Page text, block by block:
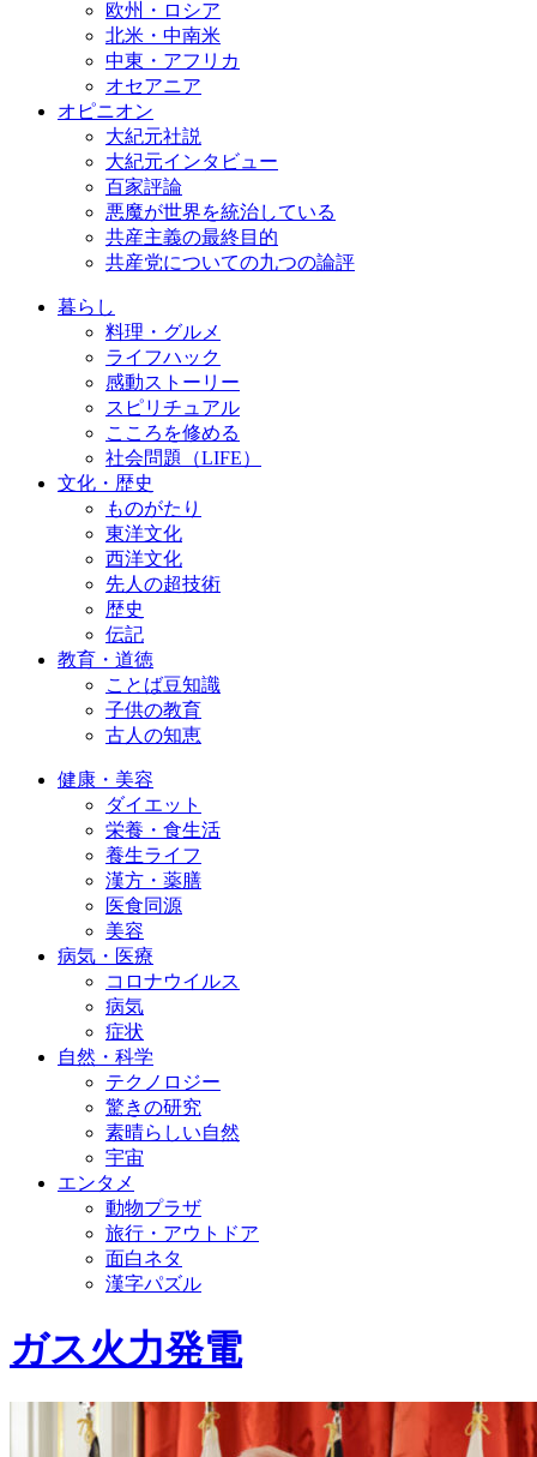
欧州・ロシア
北米・中南米
中東・アフリカ
オセアニア
オピニオン
大紀元社説
大紀元インタビュー
百家評論
悪魔が世界を統治している
共産主義の最終目的
共産党についての九つの論評
暮らし
料理・グルメ
ライフハック
感動ストーリー
スピリチュアル
こころを修める
社会問題（LIFE）
文化・歴史
ものがたり
東洋文化
西洋文化
先人の超技術
歴史
伝記
教育・道徳
ことば豆知識
子供の教育
古人の知恵
健康・美容
ダイエット
栄養・食生活
養生ライフ
漢方・薬膳
医食同源
美容
病気・医療
コロナウイルス
病気
症状
自然・科学
テクノロジー
驚きの研究
素晴らしい自然
宇宙
エンタメ
動物プラザ
旅行・アウトドア
面白ネタ
漢字パズル
ガス火力発電